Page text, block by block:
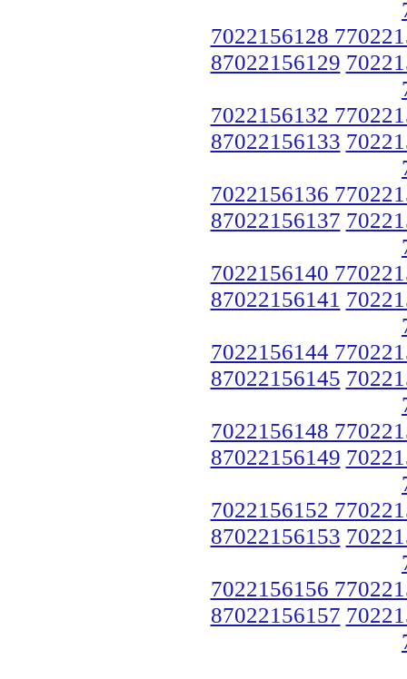
7022156128
87022156129
7022156132
87022156133
7022156136
87022156137
7022156140
87022156141
7022156144
87022156145
7022156148
87022156149
7022156152
87022156153
7022156156
87022156157